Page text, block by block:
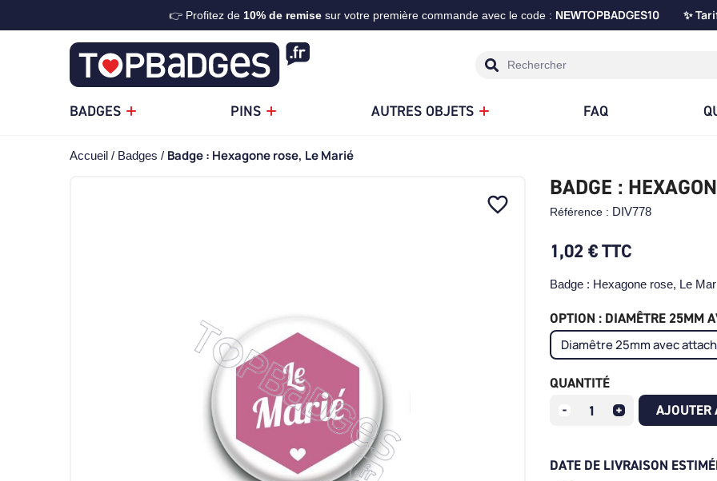
👉 Profitez de 10% de remisesur votre première commande avec le code : NEWTOPBADGES10 ✨
BADGES PINS AUTRES OBJETS FAQ
Accueil Badges Badge : Hexagone rose, Le Marié
favorite_border
BADGE :
Référence : DIV778
1,02 €TTC
Badge : Hexagone rose, Le
OPTION : DIAMÊTRE 25MM
QUANTITÉ
AJOUTER
DATE DE LIVRAISON